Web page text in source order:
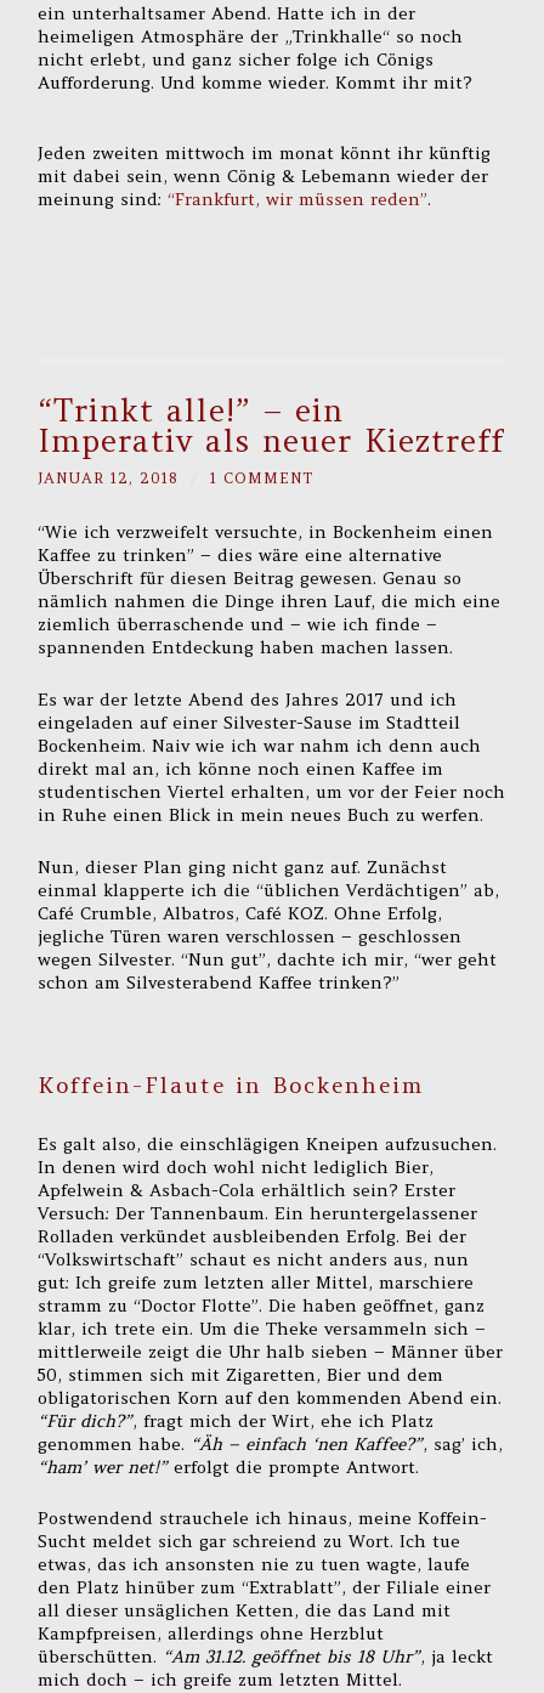
ein unterhaltsamer Abend. Hatte ich in der
heimeligen Atmosphäre der „Trinkhalle“ so noch
nicht erlebt, und ganz sicher folge ich Cönigs
Aufforderung. Und komme wieder. Kommt ihr mit?
Jeden zweiten mittwoch im monat könnt ihr künftig
mit dabei sein, wenn Cönig & Lebemann wieder der
meinung sind:“Frankfurt, wir müssen reden”.
“Trinkt alle!” – ein
Imperativ als neuer Kieztreff
JANUAR 12, 2018 1 COMMENT
“Wie ich verzweifelt versuchte, in Bockenheim einen
Kaffee zu trinken” – dies wäre eine alternative
Überschrift für diesen Beitrag gewesen. Genau so
nämlich nahmen die Dinge ihren Lauf, die mich eine
ziemlich überraschende und – wie ich finde –
spannenden Entdeckung haben machen lassen.
Es war der letzte Abend des Jahres 2017 und ich
eingeladen auf einer Silvester-Sause im Stadtteil
Bockenheim. Naiv wie ich war nahm ich denn auch
direkt mal an, ich könne noch einen Kaffee im
studentischen Viertel erhalten, um vor der Feier noch
in Ruhe einen Blick in mein neues Buch zu werfen.
Nun, dieser Plan ging nicht ganz auf. Zunächst
einmal klapperte ich die “üblichen Verdächtigen” ab,
Café Crumble, Albatros, Café KOZ. Ohne Erfolg,
jegliche Türen waren verschlossen – geschlossen
wegen Silvester. “Nun gut”, dachte ich mir, “wer geht
schon am Silvesterabend Kaffee trinken?”
Koffein-Flaute in Bockenheim
Es galt also, die einschlägigen Kneipen aufzusuchen.
In denen wird doch wohl nicht lediglich Bier,
Apfelwein & Asbach-Cola erhältlich sein? Erster
Versuch: Der Tannenbaum. Ein heruntergelassener
Rolladen verkündet ausbleibenden Erfolg. Bei der
“Volkswirtschaft” schaut es nicht anders aus, nun
gut: Ich greife zum letzten aller Mittel, marschiere
stramm zu “Doctor Flotte”. Die haben geöffnet, ganz
klar, ich trete ein. Um die Theke versammeln sich –
mittlerweile zeigt die Uhr halb sieben – Männer über
50, stimmen sich mit Zigaretten, Bier und dem
obligatorischen Korn auf den kommenden Abend ein.
“Für dich?”, fragt mich der Wirt, ehe ich Platz
genommen habe. “Äh – einfach ‘nen Kaffee?”, sag’ ich,
“ham’ wer net!”erfolgt die prompte Antwort.
Postwendend strauchele ich hinaus, meine Koffein-
Sucht meldet sich gar schreiend zu Wort. Ich tue
etwas, das ich ansonsten nie zu tuen wagte, laufe
den Platz hinüber zum “Extrablatt”, der Filiale einer
all dieser unsäglichen Ketten, die das Land mit
Kampfpreisen, allerdings ohne Herzblut
überschütten. “Am 31.12. geöffnet bis 18 Uhr”, ja leckt
mich doch – ich greife zum letzten Mittel.